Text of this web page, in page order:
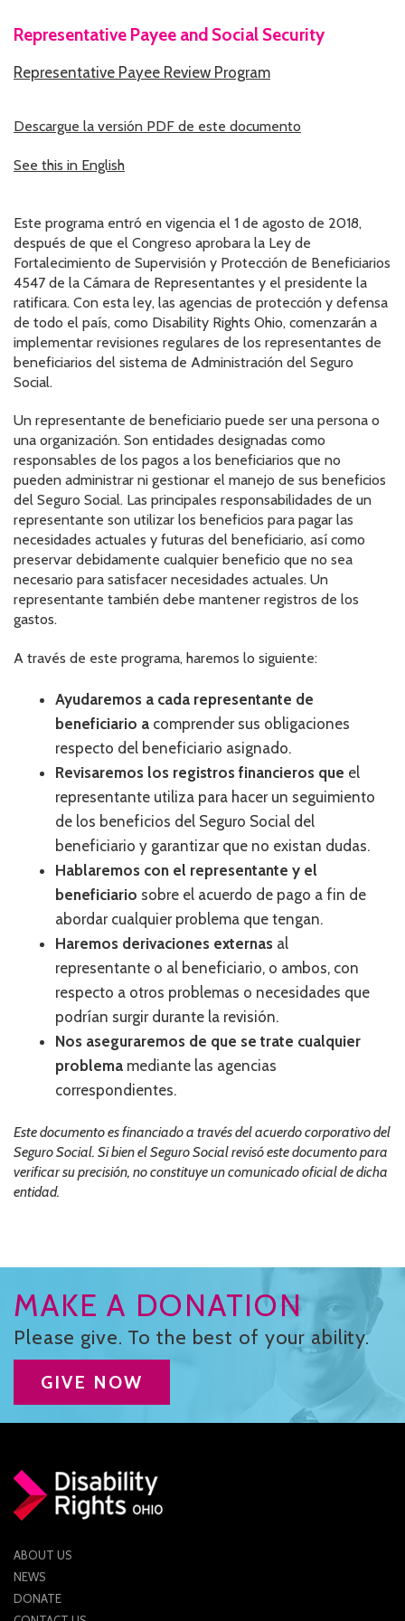
HOW WE HELP
STORIES
COVID-19
PUBLIC POLICY RESOURCE CENTER
SELF-ADVOCACY RESOURCE CENTER
RESOURCES IN AMERICAN SIGN LANGUAGE
RESOURCES IN SOMALI / DUKUMENTIYADA SOOMALIGA AH
RESOURCES IN SPANISH / DOCUMENTOS EN ESPAÑOL
NEWS
LATEST NEWS
NEWSLETTER
BLOG
DONATE
KU DEEQ
DUCK DERBY
STRONGER TOGETHER
CONTACT US
JOB OPENINGS
PRIVACY POLICY
INTAKE FORM
MEDIA INQUIRIES
GRIEVANCE POLICY
OUTREACH REQUEST FORM
Representative Payee and Social Security
Representative Payee Review Program
Descargue la versión PDF de este documento
See this in English
Este programa entró en vigencia el 1 de agosto de 2018,
después de que el Congreso aprobara la Ley de
Fortalecimiento de Supervisión y Protección de Beneficiarios
4547 de la Cámara de Representantes y el presidente la
ratificara. Con esta ley, las agencias de protección y defensa
de todo el país, como Disability Rights Ohio, comenzarán a
implementar revisiones regulares de los representantes de
beneficiarios del sistema de Administración del Seguro
Social.
Un representante de beneficiario puede ser una persona o
una organización. Son entidades designadas como
responsables de los pagos a los beneficiarios que no
pueden administrar ni gestionar el manejo de sus beneficios
del Seguro Social. Las principales responsabilidades de un
representante son utilizar los beneficios para pagar las
necesidades actuales y futuras del beneficiario, así como
preservar debidamente cualquier beneficio que no sea
necesario para satisfacer necesidades actuales. Un
representante también debe mantener registros de los
gastos.
A través de este programa, haremos lo siguiente:
Ayudaremos a cada representante de
beneficiario a comprender sus obligaciones
respecto del beneficiario asignado.
Revisaremos los registros financieros que el
representante utiliza para hacer un seguimiento
de los beneficios del Seguro Social del
beneficiario y garantizar que no existan dudas.
Hablaremos con el representante y el
beneficiario sobre el acuerdo de pago a fin de
abordar cualquier problema que tengan.
Haremos derivaciones externas al
representante o al beneficiario, o ambos, con
respecto a otros problemas o necesidades que
podrían surgir durante la revisión.
Nos aseguraremos de que se trate cualquier
problema mediante las agencias
correspondientes.
Este documento es financiado a través del acuerdo corporativo del
Seguro Social. Si bien el Seguro Social revisó este documento para
verificar su precisión, no constituye un comunicado oficial de dicha
entidad.
MAKE A DONATION
Please give. To the best of your ability.
GIVE NOW
ABOUT US
NEWS
DONATE